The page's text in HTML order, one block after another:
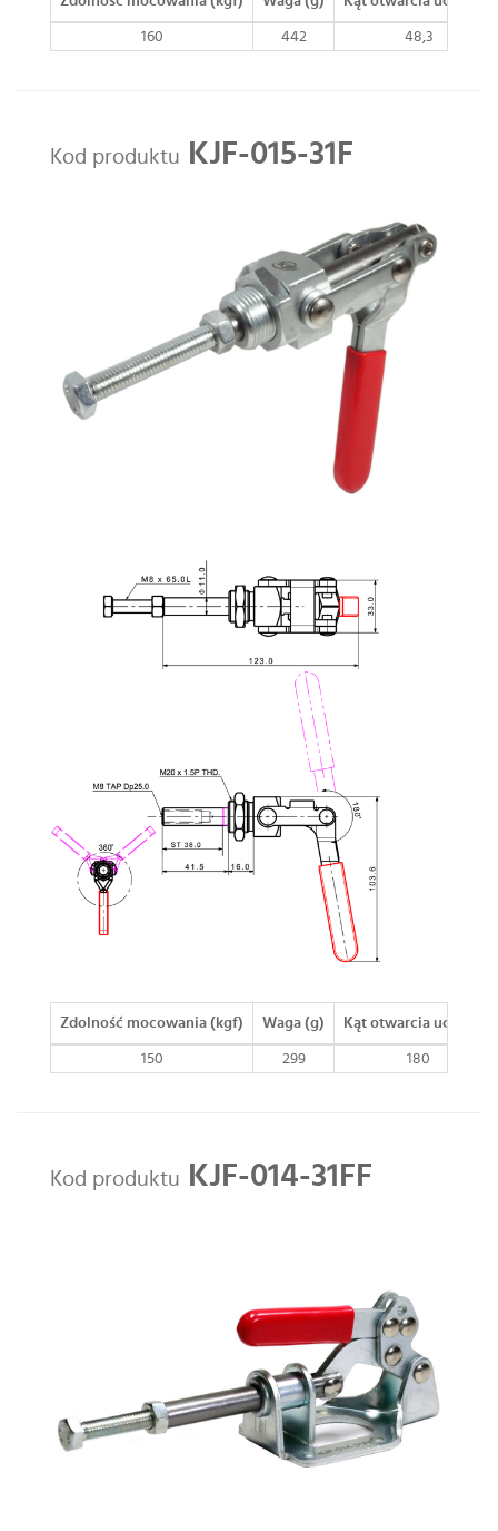
160 442 48,3
Kod produktu KJF-015-31F
Zdolność mocowania (kgf) Waga (g) Kąt otwarcia uchwytu
150 299 180
Kod produktu KJF-014-31FF